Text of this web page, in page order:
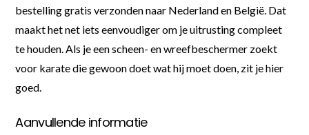
bestelling gratis verzonden naar Nederland en België. Dat
maakt het net iets eenvoudiger om je uitrusting compleet
te houden. Als je een scheen- en wreefbeschermer zoekt
voor karate die gewoon doet wat hij moet doen, zit je hier
goed.
Aanvullende informatie